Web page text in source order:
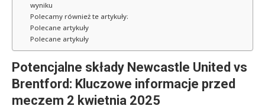
wyniku
Polecamy również te artykuły:
Polecane artykuły
Polecane artykuły
Potencjalne składy Newcastle United vs
Brentford: Kluczowe informacje przed
meczem 2 kwietnia 2025